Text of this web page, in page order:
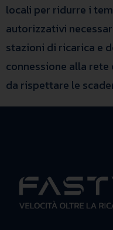
locali per ridurre i
autorizzativi
stazioni di ricarica e
connessione alla
da rispettare le